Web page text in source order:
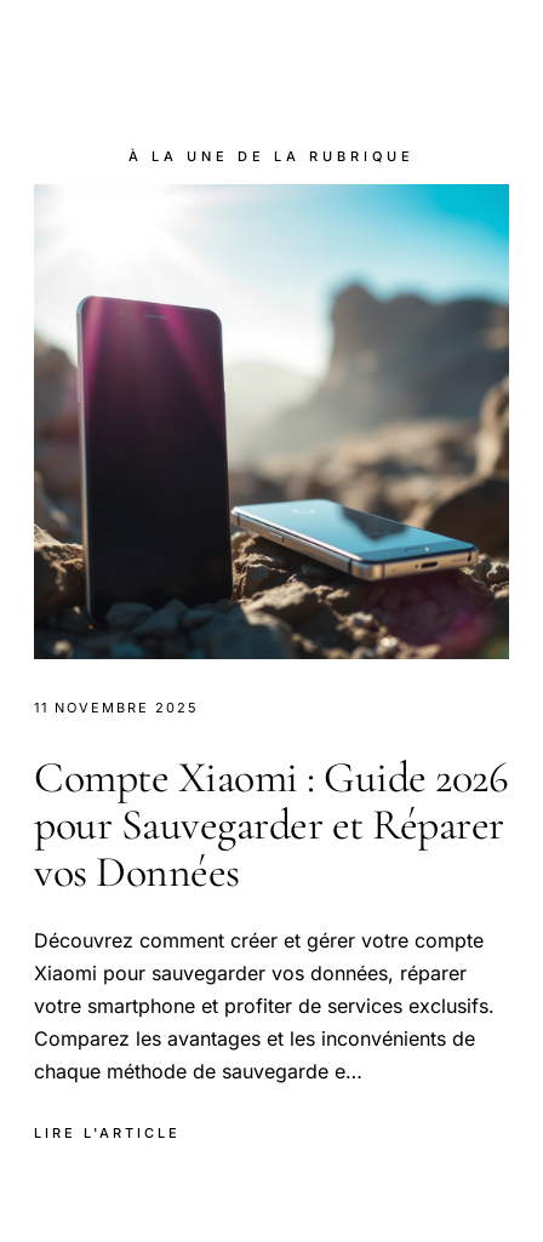
À LA UNE DE LA RUBRIQUE
11 NOVEMBRE 2025
Compte Xiaomi : Guide 2026
pour Sauvegarder et Réparer
vos Données
Découvrez comment créer et gérer votre compte
Xiaomi pour sauvegarder vos données, réparer
votre smartphone et profiter de services exclusifs.
Comparez les avantages et les inconvénients de
chaque méthode de sauvegarde e…
LIRE L'ARTICLE